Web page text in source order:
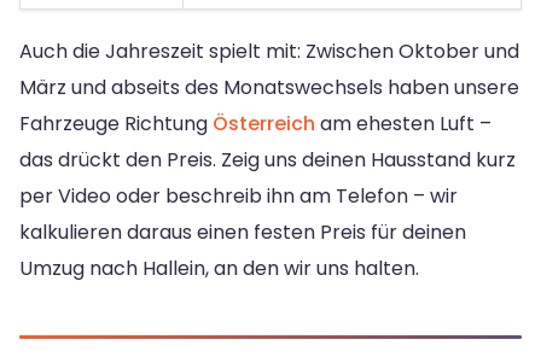
Auch die Jahreszeit spielt mit: Zwischen Oktober und
März und abseits des Monatswechsels haben unsere
Fahrzeuge Richtung Österreich am ehesten Luft –
das drückt den Preis. Zeig uns deinen Hausstand kurz
per Video oder beschreib ihn am Telefon – wir
kalkulieren daraus einen festen Preis für deinen
Umzug nach Hallein, an den wir uns halten.